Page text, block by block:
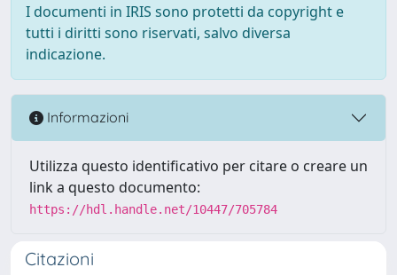
I documenti in IRIS sono protetti da copyright e
tutti i diritti sono riservati, salvo diversa
indicazione.
Informazioni
Utilizza questo identificativo per citare o creare un
link a questo documento:
https://hdl.handle.net/10447/705784
Citazioni